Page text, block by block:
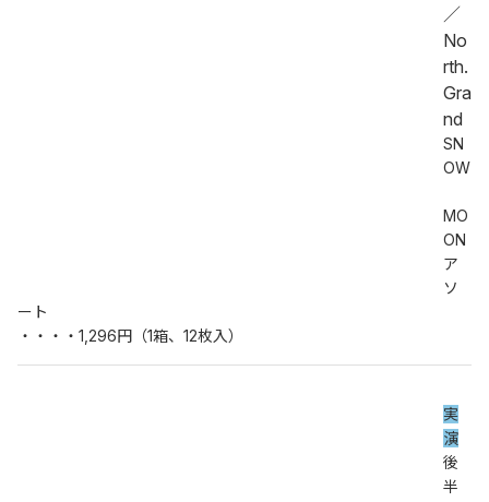
／
No
rth.
Gra
nd
SN
OW
MO
ON
ア
ソ
ート
・・・・1,296円（1箱、12枚入）
実
演
後
半